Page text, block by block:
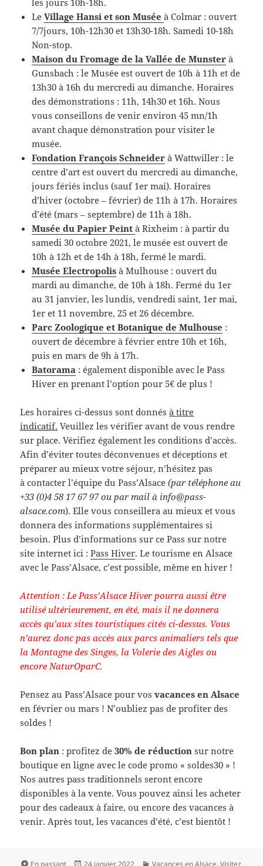
les jours 10h-18h.
LeVillage Hansi et son Muséeà Colmar : ouvert
7/7jours, 10h-12h30 et 13h30-18h. Samedi 10-18h
Non-stop.
Maison du Fromage de la Vallée de Munster à
Gunsbach : le Musée est ouvert de 10h à 11h et de
13h30 à 16h du mercredi au dimanche. Horaires
des démonstrations : 11h, 14h30 et 16h. Nous
vous conseillons de venir environ 45 mn/1h
avant chaque démonstration pour visiter le
musée.
Fondation François Schneider à Wattwiller : le
centre d’art est ouvert du mercredi au dimanche,
jours fériés inclus (sauf 1er mai). Horaires
d’hiver (octobre – février) de 11h à 17h. Horaires
d’été (mars – septembre) de 11h à 18h.
Musée du Papier Peintà Rixheim : à partir du
samedi 30 octobre 2021, le musée est ouvert de
10h à 12h et de 14h à 18h, fermé le mardi.
Musée Electropolis à Mulhouse : ouvert du
mardi au dimanche, de 10h à 18h. Fermé du 1er
au 31 janvier, les lundis, vendredi saint, 1er mai,
1er et 11 novembre, 25 et 26 décembre.
Parc Zoologique et Botanique de Mulhouse :
ouvert de décembre à février entre 10h et 16h,
puis en mars de 9h à 17h.
Batorama : également disponible avec le Pass
Hiver en prenant l’option pour 5€ de plus !
Les horaires ci-dessus sont donnésà titre
indicatif. Veuillez les vérifier avant de vous rendre
sur place. Vérifiez également les conditions d’accès.
Afin d’éviter toutes déconvenues et déceptions et
préparer au mieux votre séjour, n’hésitez pas
à contacter l’équipe du Pass’Alsace(par téléphone au
+33 (0)4 58 17 67 97 ou par mail à info@pass-
alsace.com). Elle vous conseillera au mieux et vous
donnera des informations supplémentaires si
besoin. Plus d’informations sur ce Pass sur notre
site internet ici :Pass Hiver. Le tourisme en Alsace
avec le Pass’Alsace, c’est possible, même en hiver !
Attention : Le Pass’Alsace Hiver pourra aussi être
utilisé ultérieurement, en été, mais il ne donnera
accès qu’aux sites touristiques cités ci-dessus. Vous
n’aurez donc pas accès aux parcs animaliers tels que
la Montagne des Singes, la Volerie des Aigles ou
encore NaturOparC.
Pensez au Pass’Alsace pour vosvacances en Alsace
en février ou mars ! N’oubliez pas de profiter des
soldes !
Bon plan : profitez de30% de réduction sur notre
boutique en ligne avec le code promo « soldes30 » !
Nos autres pass traditionnels seront encore
disponibles à la vente. Vous pouvez ainsi les acheter
pour des cadeaux à faire, ou encore des vacances à
venir. Après tout, les vacances d’été, c’est bientôt !
Format Publié Catégories